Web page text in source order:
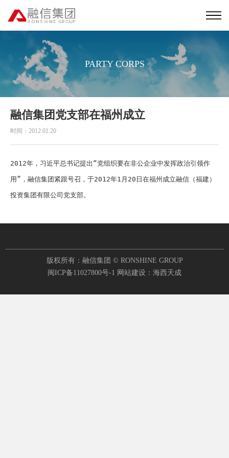
PARTY CORPS
融信集团党支部在福州成立
时间：2012.01.20
2012年，习近平总书记提出“党组织要在非公企业中发挥政治引领作
用”，融信集团紧跟号召，于2012年1月20日在福州成立融信（福建）
投资集团有限公司党支部。
版权所有：融信集团 © RONSHINE GROUP
闽ICP备11027800号-1 网站建设：海西天成